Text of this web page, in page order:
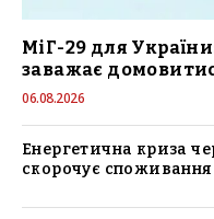
МіГ-29 для
заважає
06.08.2026
Енергетична криза
скорочує